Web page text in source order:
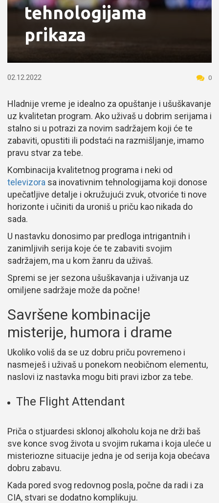
tehnologijama
prikaza
02.12.2022 0
Hladnije vreme je idealno za opuštanje i ušuškavanje
uz kvalitetan program. Ako uživaš u dobrim serijama i
stalno si u potrazi za novim sadržajem koji će te
zabaviti, opustiti ili podstaći na razmišljanje, imamo
pravu stvar za tebe.
Kombinacija kvalitetnog programa i neki od
televizora sa inovativnim tehnologijama koji donose
upečatljive detalje i okružujući zvuk, otvoriće ti nove
horizonte i učiniti da uroniš u priču kao nikada do
sada.
U nastavku donosimo par predloga intrigantnih i
zanimljivih serija koje će te zabaviti svojim
sadržajem, ma u kom žanru da uživaš.
Spremi se jer sezona ušuškavanja i uživanja uz
omiljene sadržaje može da počne!
Savršene kombinacije
misterije, humora i drame
Ukoliko voliš da se uz dobru priču povremeno i
nasmeješ i uživaš u ponekom neobičnom elementu,
naslovi iz nastavka mogu biti pravi izbor za tebe.
The Flight Attendant
Priča o stjuardesi sklonoj alkoholu koja ne drži baš
sve konce svog života u svojim rukama i koja uleće u
misteriozne situacije jedna je od serija koja obećava
dobru zabavu.
Kada pored svog redovnog posla, počne da radi i za
CIA, stvari se dodatno komplikuju.